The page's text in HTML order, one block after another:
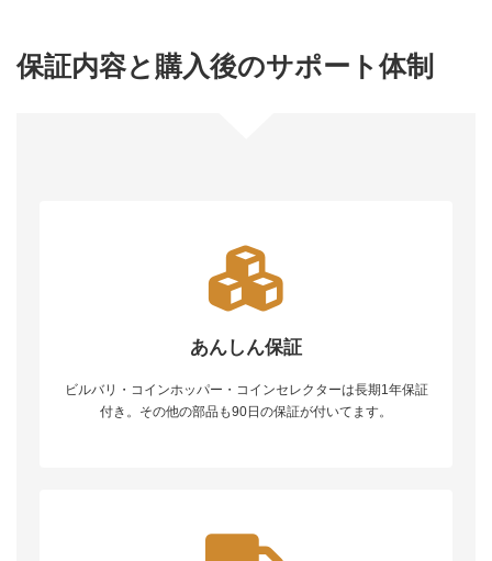
保証内容と購入後のサポート体制
あんしん保証
ビルバリ・コインホッパー・コインセレクターは長期1年保証
付き。その他の部品も90日の保証が付いてます。